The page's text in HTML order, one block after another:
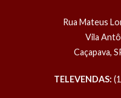
Rua Mateus
Vila
Caçapava,
TELEVENDAS: